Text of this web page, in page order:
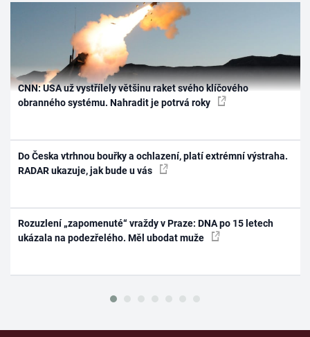
CNN: USA už vystřílely většinu raket svého klíčového
obranného systému. Nahradit je potrvá roky
Do Česka vtrhnou bouřky a ochlazení, platí extrémní výstraha.
RADAR ukazuje, jak bude u vás
Rozuzlení „zapomenuté“ vraždy v Praze: DNA po 15 letech
ukázala na podezřelého. Měl ubodat muže